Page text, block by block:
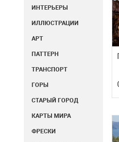
ИНТЕРЬЕРЫ
ИЛЛЮСТРАЦИИ
АРТ
ПАТТЕРН
ТРАНСПОРТ
ГОРЫ
СТАРЫЙ ГОРОД
КАРТЫ МИРА
ФРЕСКИ